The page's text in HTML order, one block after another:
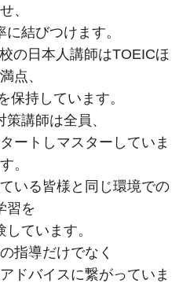
せ、
結びつけます。
の日本人講師はTOEICほ
点、
保持しています。
策講師は全員、
ートしマスターしていま
す。
いる皆様と同じ環境での
習を
しています。
指導だけでなく
ドバイスに繋がっていま